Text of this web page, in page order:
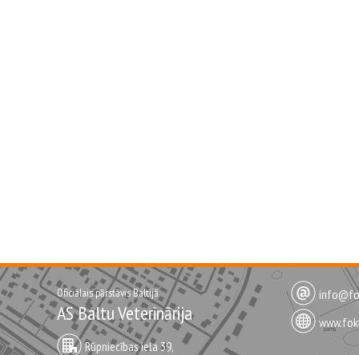
Oficiālais pārstāvis Baltijā
AS Baltu Veterinārija
Rūpniecības iela 39,